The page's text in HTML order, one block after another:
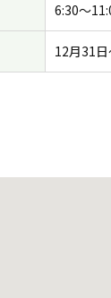
6:30〜
12月31